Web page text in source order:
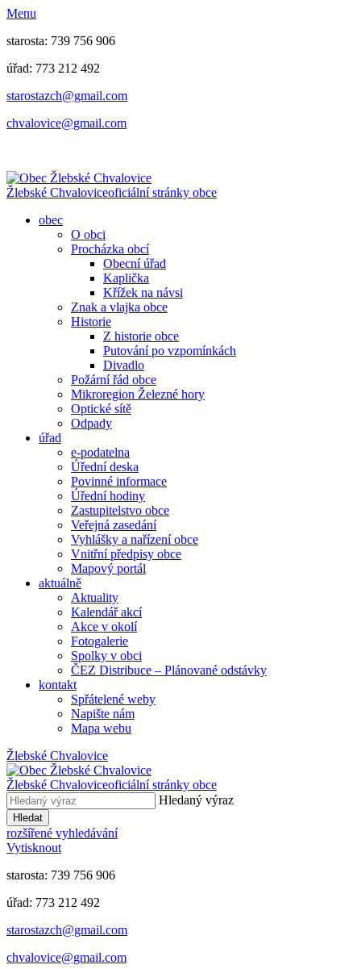
Menu
starosta: 739 756 906
úřad: 773 212 492
​​​​starostazch@gmail.com
​​​​chvalovice@gmail.com
Žlebské Chvaloviceoficiální stránky obce
obec
O obci
Procházka obcí
Obecní úřad
Kaplička
Křížek na návsi
Znak a vlajka obce
Historie
Z historie obce
Putování po vzpomínkách
Divadlo
Požární řád obce
Mikroregion Železné hory
Optické sítě
Odpady
úřad
e-podatelna
Úřední deska
Povinné informace
Úřední hodiny
Zastupitelstvo obce
Veřejná zasedání
Vyhlášky a nařízení obce
Vnitřní předpisy obce
Mapový portál
aktuálně
Aktuality
Kalendář akcí
Akce v okolí
Fotogalerie
Spolky v obci
ČEZ Distribuce – Plánované odstávky
kontakt
Spřátelené weby
Napište nám
Mapa webu
Žlebské Chvalovice
Žlebské Chvaloviceoficiální stránky obce
Hledaný výraz
Hledat
rozšířené vyhledávání
Vytisknout
starosta: 739 756 906
úřad: 773 212 492
​​​​starostazch@gmail.com
​​​​chvalovice@gmail.com